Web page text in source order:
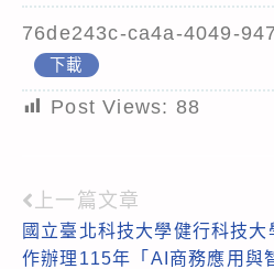
76de243c-ca4a-4049-
下載
Post Views: 88
Read
more
上一篇文章
國立臺北科技大學健行科技
作辦理115年「AI商務應用與